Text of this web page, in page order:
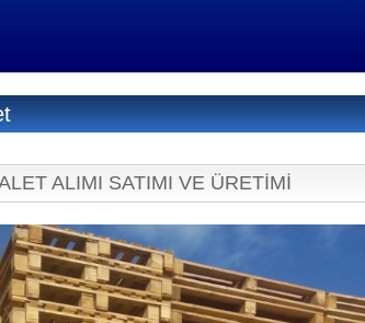
ALIMI SATIMI VE ÜRETİMİ